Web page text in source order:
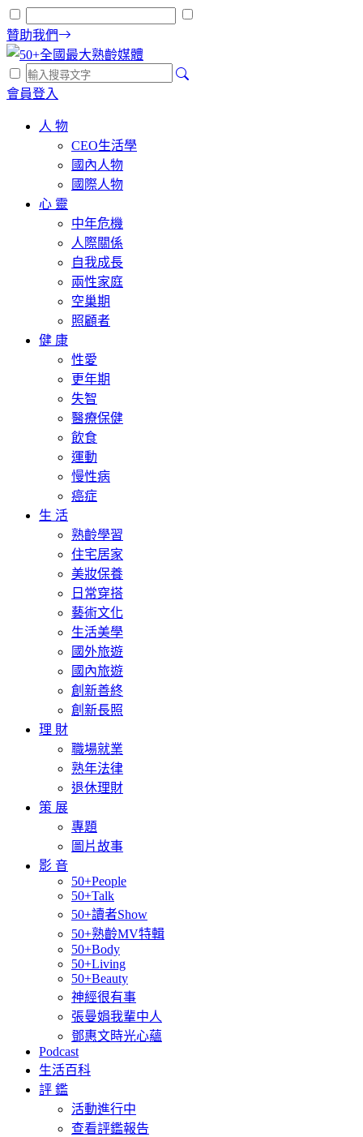
贊助我們
會員登入
人 物
CEO生活學
國內人物
國際人物
心 靈
中年危機
人際關係
自我成長
兩性家庭
空巢期
照顧者
健 康
性愛
更年期
失智
醫療保健
飲食
運動
慢性病
癌症
生 活
熟齡學習
住宅居家
美妝保養
日常穿搭
藝術文化
生活美學
國外旅遊
國內旅遊
創新善終
創新長照
理 財
職場就業
熟年法律
退休理財
策 展
專題
圖片故事
影 音
50+People
50+Talk
50+讀者Show
50+熟齡MV特輯
50+Body
50+Living
50+Beauty
神經很有事
張曼娟我輩中人
鄧惠文時光心蘊
Podcast
生活百科
評 鑑
活動進行中
查看評鑑報告